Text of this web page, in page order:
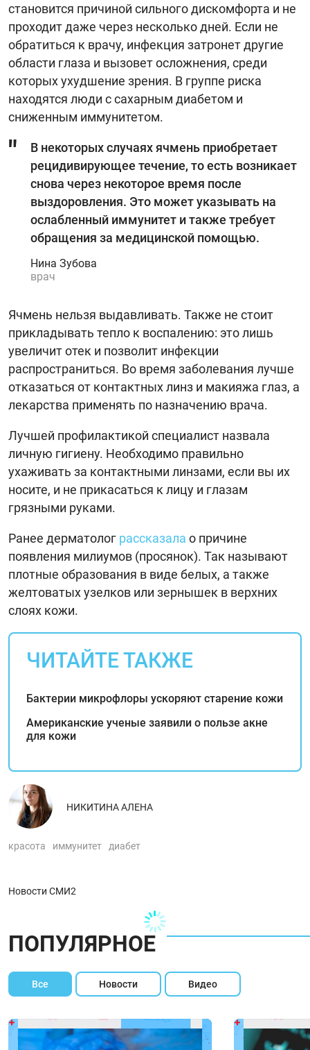
становится причиной сильного дискомфорта и не
проходит даже через несколько дней. Если не
обратиться к врачу, инфекция затронет другие
области глаза и вызовет осложнения, среди
которых ухудшение зрения. В группе риска
находятся люди с сахарным диабетом и
сниженным иммунитетом.
В некоторых случаях ячмень приобретает
рецидивирующее течение, то есть возникает
снова через некоторое время после
выздоровления. Это может указывать на
ослабленный иммунитет и также требует
обращения за медицинской помощью.
Нина Зубова
врач
Ячмень нельзя выдавливать. Также не стоит
прикладывать тепло к воспалению: это лишь
увеличит отек и позволит инфекции
распространиться. Во время заболевания лучше
отказаться от контактных линз и макияжа глаз, а
лекарства применять по назначению врача.
Лучшей профилактикой специалист назвала
личную гигиену. Необходимо правильно
ухаживать за контактными линзами, если вы их
носите, и не прикасаться к лицу и глазам
грязными руками.
Ранее дерматолог рассказала о причине
появления милиумов (просянок). Так называют
плотные образования в виде белых, а также
желтоватых узелков или зернышек в верхних
слоях кожи.
ЧИТАЙТЕ ТАКЖЕ
Бактерии микрофлоры ускоряют старение кожи
Американские ученые заявили о пользе акне
для кожи
НИКИТИНА АЛЕНА
красота иммунитет диабет
Новости СМИ2
ПОПУЛЯРНОЕ
Все Новости Видео